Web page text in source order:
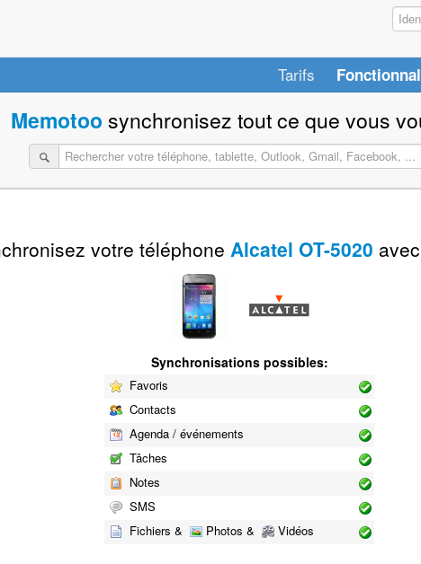
Tarifs
Memotoo synchronisez tout ce que vous
votre téléphone Alcatel OT-5020 avec
Synchronisations possibles:
Favoris
Contacts
Agenda / événements
Tâches
Notes
SMS
Fichiers &
Photos & Vidéos